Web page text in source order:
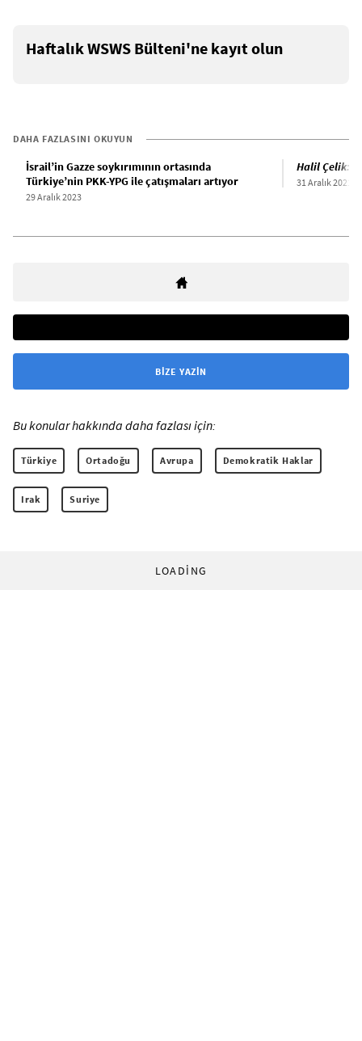
Haftalık WSWS Bülteni'ne kayıt olun
DAHA FAZLASINI OKUYUN
İsrail’in Gazze soykırımının ortasında
Türkiye’nin PKK-YPG ile çatışmaları artıyor
29 Aralık 2023
Halil Çelik:
31 Aralık 2021
BIZE YAZIN
Bu konular hakkında daha fazlası için:
Türkiye Ortadoğu Avrupa Demokratik Haklar
Irak Suriye
LOADING